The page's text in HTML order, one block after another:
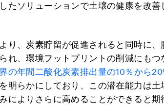
たソリューションで土壌の健康を改善
り、炭素貯留が促進されると同時に
れ、環境フットプリントの削減にも
の年間二酸化炭素排出量の10％から
明らかにしており、この潜在能力は
によりさらに高めることができると期